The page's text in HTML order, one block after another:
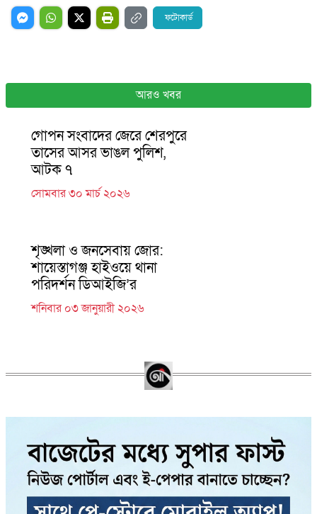
ফটোকার্ড
আরও খবর
গোপন সংবাদের জেরে শেরপুরে
তাসের আসর ভাঙল পুলিশ,
আটক ৭
সোমবার ৩০ মার্চ ২০২৬
শৃঙ্খলা ও জনসেবায় জোর:
শায়েস্তাগঞ্জ হাইওয়ে থানা
পরিদর্শন ডিআইজি’র
শনিবার ০৩ জানুয়ারী ২০২৬